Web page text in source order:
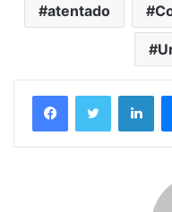
atentado
FacebookTwitter